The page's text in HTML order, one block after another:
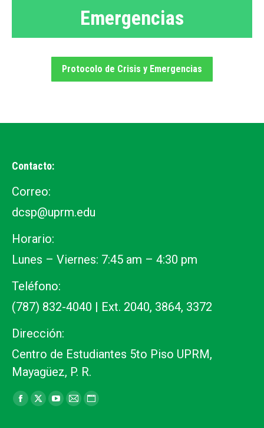
Emergencias
Protocolo de Crisis y Emergencias
Contacto:
Correo:
dcsp@uprm.edu
Horario:
Lunes – Viernes: 7:45 am – 4:30 pm
Teléfono:
(787) 832-4040 | Ext. 2040, 3864, 3372
Dirección:
Centro de Estudiantes 5to Piso UPRM,
Mayagüez, P. R.
Find us on:
Facebook
X
YouTube
MailWebsite